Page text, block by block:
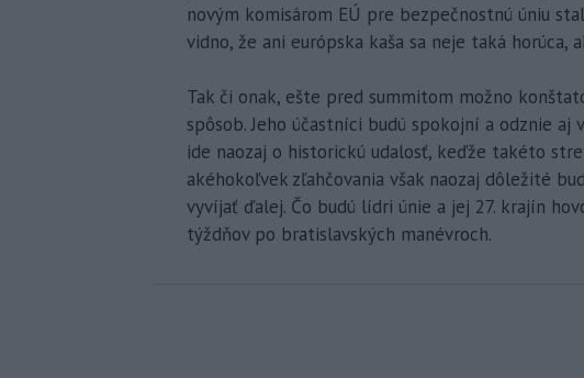
novým komisárom EÚ pre bezpečnostnú úniu
vidno, že ani európska kaša sa neje taká horúca,
Tak či onak, ešte pred summitom možno
spôsob. Jeho účastníci budú spokojní a odznie aj
ide naozaj o historickú udalosť, keďže takéto
akéhokoľvek zľahčovania však naozaj dôležité
vyvíjať ďalej. Čo budú lídri únie a jej 27. krajín
týždňov po bratislavských manévroch.